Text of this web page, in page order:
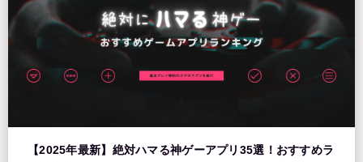
【2025年最新】絶対ハマる神ゲーアプリ35選！おすすめラ